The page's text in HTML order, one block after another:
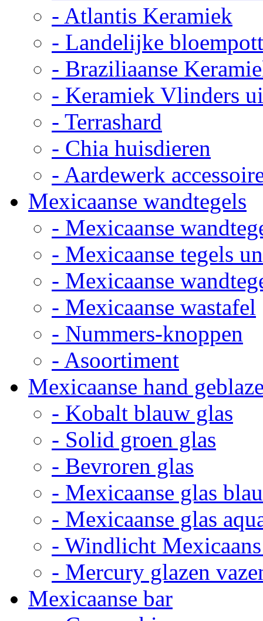
- Atlantis Keramiek
- Landelijke
- Braziliaanse
- Keramiek Vlinders
- Terrashard
- Chia huisdieren
- Aardewerk
Mexicaanse wandtegels
- Mexicaanse
- Mexicaanse tegels
- Mexicaanse
- Mexicaanse wastafel
- Nummers-knoppen
- Asoortiment
Mexicaanse hand
- Kobalt blauw glas
- Solid groen glas
- Bevroren glas
- Mexicaanse glas
- Mexicaanse glas
- Windlicht
- Mercury glazen
Mexicaanse bar